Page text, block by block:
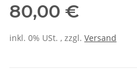
80,00 €
inkl. 0% USt. , zzgl. Versand